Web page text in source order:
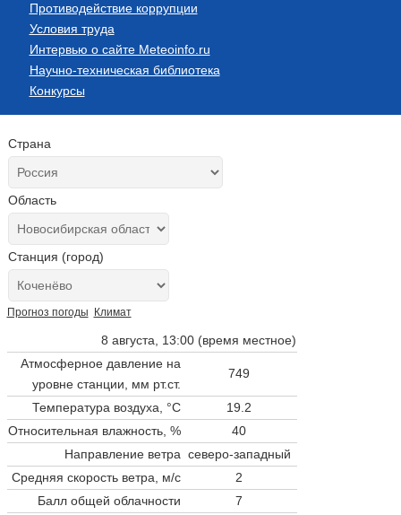
Противодействие коррупции
Условия труда
Интервью о сайте Meteoinfo.ru
Научно-техническая библиотека
Конкурсы
Страна
Область
Станция (город)
Прогноз погоды Климат
8 августа, 13:00 (время местное)
Атмосферное давление на
уровне станции, мм рт.ст.
749
Температура воздуха, °C
19.2
Относительная влажность, %
40
Направление ветра северо-западный
Средняя скорость ветра, м/с
2
Балл общей облачности
7